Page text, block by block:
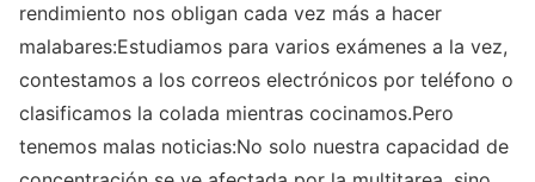
rendimiento nos obligan cada vez más a hacer
malabares:Estudiamos para varios exámenes a la vez,
contestamos a los correos electrónicos por teléfono o
clasificamos la colada mientras cocinamos.Pero
tenemos malas noticias:No solo nuestra capacidad de